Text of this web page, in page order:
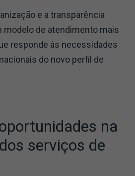
e a transparência
modelo de atendimento mais
responde às necessidades
do novo perfil de
na
serviços de